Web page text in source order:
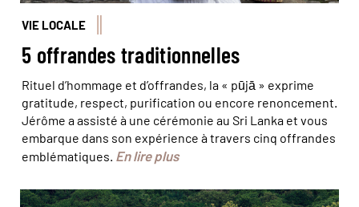
VIE LOCALE
5 offrandes traditionnelles
Rituel d’hommage et d’offrandes, la « pūjā » exprime
gratitude, respect, purification ou encore renoncement.
Jérôme a assisté à une cérémonie au Sri Lanka et vous
embarque dans son expérience à travers cinq offrandes
emblématiques. En lire plus
© phototrip.cz/Stock Adobe